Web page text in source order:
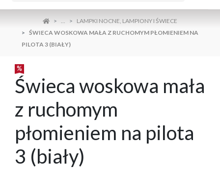
...
LAMPKI NOCNE, LAMPIONY I ŚWIECE
ŚWIECA WOSKOWA MAŁA Z RUCHOMYM PŁOMIENIEM NA
PILOTA 3 (BIAŁY)
Świeca woskowa mała
z ruchomym
płomieniem na pilota
3 (biały)